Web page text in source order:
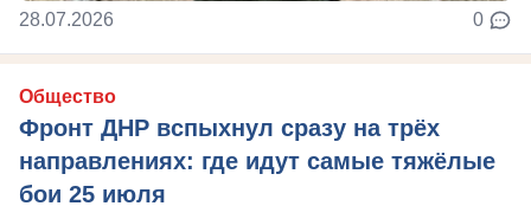
28.07.2026 0
Общество
Фронт ДНР вспыхнул сразу на трёх
направлениях: где идут самые тяжёлые
бои 25 июля